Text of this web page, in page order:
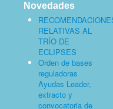
Novedades
RELATIVAS AL
TRÍO DE
ECLIPSES
Orden de bases
reguladoras
Ayudas Leader,
extracto y
convocatoria de